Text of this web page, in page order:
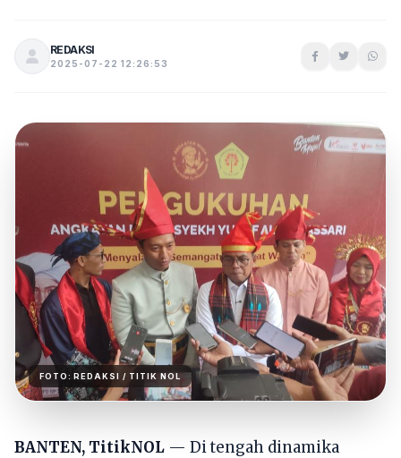
REDAKSI
2025-07-22 12:26:53
FOTO:REDAKSI / TITIK NOL
BANTEN, TitikNOL — Di tengah dinamika